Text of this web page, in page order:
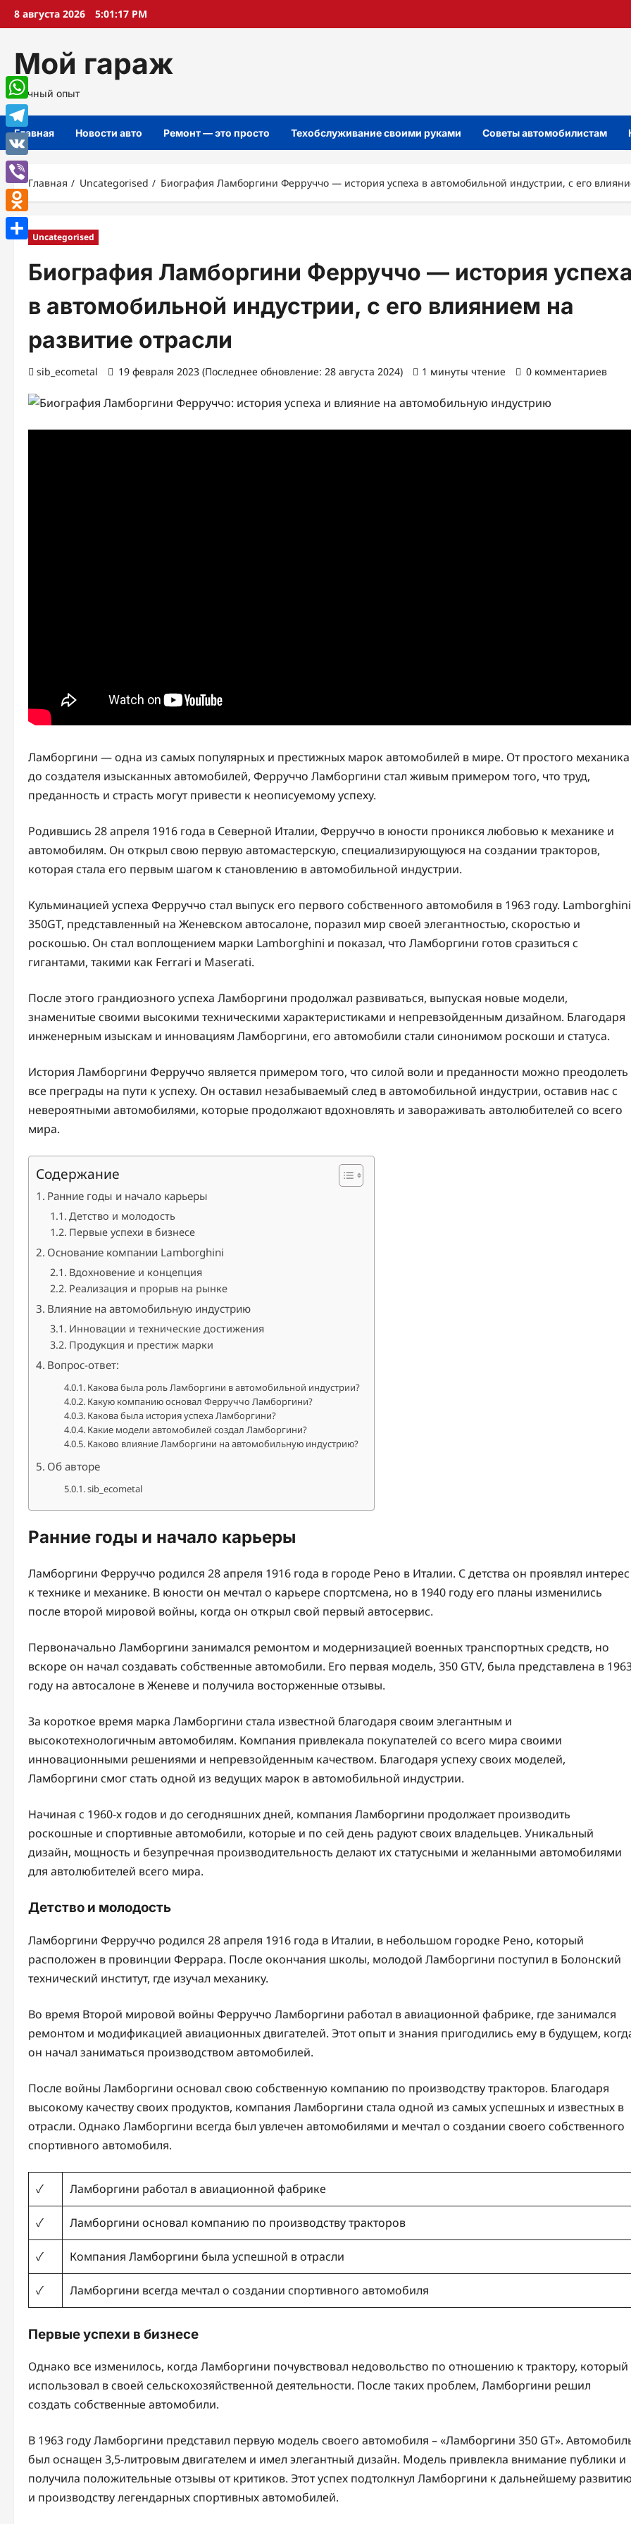
Перейти
8 августа 2026 5:01:18 PM
Мой гараж
Личный опыт
Главная Новости авто Ремонт — это просто Техобслуживание своими руками Советы автомобилистам
Главная Uncategorised Биография Ламборгини Ферруччо — история успеха в автомобильной индустрии, с его
Uncategorised
Биография Ламборгини Ферруччо — история
в автомобильной индустрии, с его влиянием на
развитие отрасли
sib_ecometal 19 февраля 2023 (Последнее обновление: 28 августа 2024) 1 минуты чтение 0 комментариев
Ламборгини — одна из самых популярных и престижных марок автомобилей в мире. От простого механика
до создателя изысканных автомобилей, Ферруччо Ламборгини стал живым примером того, что труд,
преданность и страсть могут привести к неописуемому успеху.
Родившись 28 апреля 1916 года в Северной Италии, Ферруччо в юности проникся любовью к механике и
автомобилям. Он открыл свою первую автомастерскую, специализирующуюся на создании тракторов,
которая стала его первым шагом к становлению в автомобильной индустрии.
Кульминацией успеха Ферруччо стал выпуск его первого собственного автомобиля в 1963 году. Lamborghini
350GT, представленный на Женевском автосалоне, поразил мир своей элегантностью, скоростью и
роскошью. Он стал воплощением марки Lamborghini и показал, что Ламборгини готов сразиться с
гигантами, такими как Ferrari и Maserati.
После этого грандиозного успеха Ламборгини продолжал развиваться, выпуская новые модели,
знаменитые своими высокими техническими характеристиками и непревзойденным дизайном. Благодаря
инженерным изыскам и инновациям Ламборгини, его автомобили стали синонимом роскоши и статуса.
История Ламборгини Ферруччо является примером того, что силой воли и преданности можно преодолеть
все преграды на пути к успеху. Он оставил незабываемый след в автомобильной индустрии, оставив нас с
невероятными автомобилями, которые продолжают вдохновлять и завораживать автолюбителей со всего
мира.
Содержание
Ранние годы и начало карьеры
Детство и молодость
Первые успехи в бизнесе
Основание компании Lamborghini
Вдохновение и концепция
Реализация и прорыв на рынке
Влияние на автомобильную индустрию
Инновации и технические достижения
Продукция и престиж марки
Вопрос-ответ:
Какова была роль Ламборгини в автомобильной индустрии?
Какую компанию основал Ферруччо Ламборгини?
Какова была история успеха Ламборгини?
Какие модели автомобилей создал Ламборгини?
Каково влияние Ламборгини на автомобильную индустрию?
Об авторе
sib_ecometal
Ранние годы и начало карьеры
Ламборгини Ферруччо родился 28 апреля 1916 года в городе Рено в Италии. С детства он проявлял интерес
к технике и механике. В юности он мечтал о карьере спортсмена, но в 1940 году его планы изменились
после второй мировой войны, когда он открыл свой первый автосервис.
Первоначально Ламборгини занимался ремонтом и модернизацией военных транспортных средств, но
вскоре он начал создавать собственные автомобили. Его первая модель, 350 GTV, была представлена в
году на автосалоне в Женеве и получила восторженные отзывы.
За короткое время марка Ламборгини стала известной благодаря своим элегантным и
высокотехнологичным автомобилям. Компания привлекала покупателей со всего мира своими
инновационными решениями и непревзойденным качеством. Благодаря успеху своих моделей,
Ламборгини смог стать одной из ведущих марок в автомобильной индустрии.
Начиная с 1960-х годов и до сегодняшних дней, компания Ламборгини продолжает производить
роскошные и спортивные автомобили, которые и по сей день радуют своих владельцев. Уникальный
дизайн, мощность и безупречная производительность делают их статусными и желанными автомобилями
для автолюбителей всего мира.
Детство и молодость
Ламборгини Ферруччо родился 28 апреля 1916 года в Италии, в небольшом городке Рено, который
расположен в провинции Феррара. После окончания школы, молодой Ламборгини поступил в Болонский
технический институт, где изучал механику.
Во время Второй мировой войны Ферруччо Ламборгини работал в авиационной фабрике, где занимался
ремонтом и модификацией авиационных двигателей. Этот опыт и знания пригодились ему в будущем,
он начал заниматься производством автомобилей.
После войны Ламборгини основал свою собственную компанию по производству тракторов. Благодаря
высокому качеству своих продуктов, компания Ламборгини стала одной из самых успешных и известных в
отрасли. Однако Ламборгини всегда был увлечен автомобилями и мечтал о создании своего собственного
спортивного автомобиля.
✓ Ламборгини работал в авиационной фабрике
✓ Ламборгини основал компанию по производству тракторов
✓ Компания Ламборгини была успешной в отрасли
✓ Ламборгини всегда мечтал о создании спортивного автомобиля
Первые успехи в бизнесе
Однако все изменилось, когда Ламборгини почувствовал недовольство по отношению к трактору, который
использовал в своей сельскохозяйственной деятельности. После таких проблем, Ламборгини решил
создать собственные автомобили.
В 1963 году Ламборгини представил первую модель своего автомобиля – «Ламборгини 350 GT».
был оснащен 3,5-литровым двигателем и имел элегантный дизайн. Модель привлекла внимание публики и
получила положительные отзывы от критиков. Этот успех подтолкнул Ламборгини к дальнейшему
и производству легендарных спортивных автомобилей.
WhatsApp
Telegram
VK
Viber
Odnoklassniki